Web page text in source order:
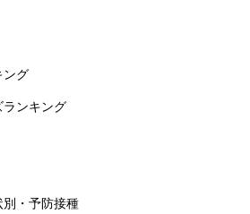
ング
ンキング
・予防接種